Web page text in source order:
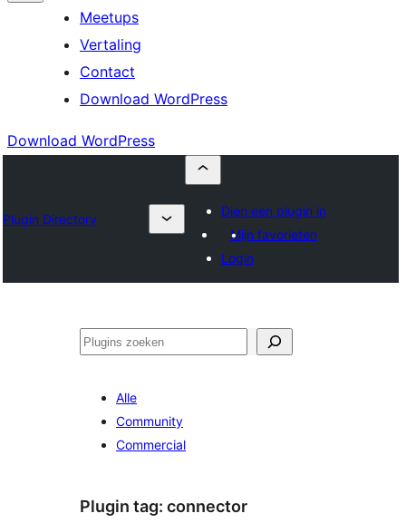
Meetups
Vertaling
Contact
Download WordPress
Download WordPress
Plugin Directory
Dien een plugin in
Mijn favorieten
Login
Zoeken
Alle
Community
Commercial
Plugin tag: connector